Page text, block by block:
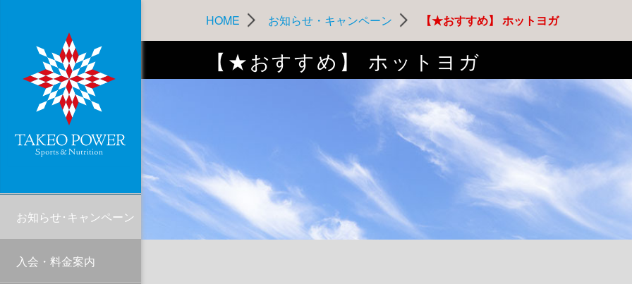
お知らせ･キャンペーン
入会・料金案内
HOME お知らせ・キャンペーン 【★おすすめ】 ホットヨガ
【★おすすめ】 ホットヨガ